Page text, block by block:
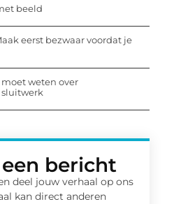
beeld
eerst bezwaar voordat je
weten over
bericht
deel jouw verhaal op ons
kan direct anderen